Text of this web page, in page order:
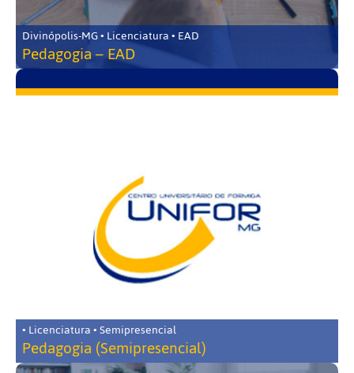
Divinópolis-MG • Licenciatura • EAD
Pedagogia – EAD
• Licenciatura • Semipresencial
Pedagogia (Semipresencial)